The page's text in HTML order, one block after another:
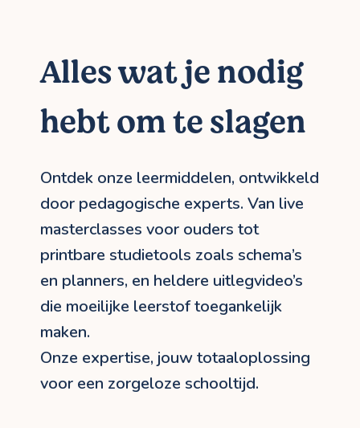
Alles wat je nodig
hebt om te slagen
Ontdek onze leermiddelen, ontwikkeld
door pedagogische experts. Van live
masterclasses voor ouders tot
printbare studietools zoals schema’s
en planners, en heldere uitlegvideo’s
die moeilijke leerstof toegankelijk
maken.
Onze expertise, jouw totaaloplossing
voor een zorgeloze schooltijd.